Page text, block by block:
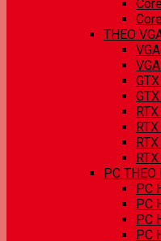
THEO
PC THEO
PC
PC
PC
PC